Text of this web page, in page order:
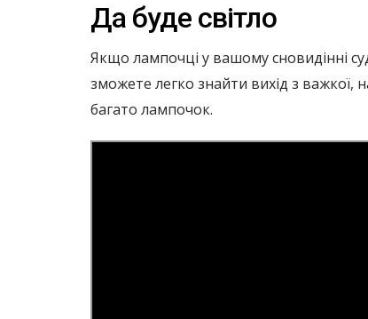
Да буде світло
Якщо лампочці у вашому сновидінні
зможете легко знайти вихід з важкої,
багато лампочок.